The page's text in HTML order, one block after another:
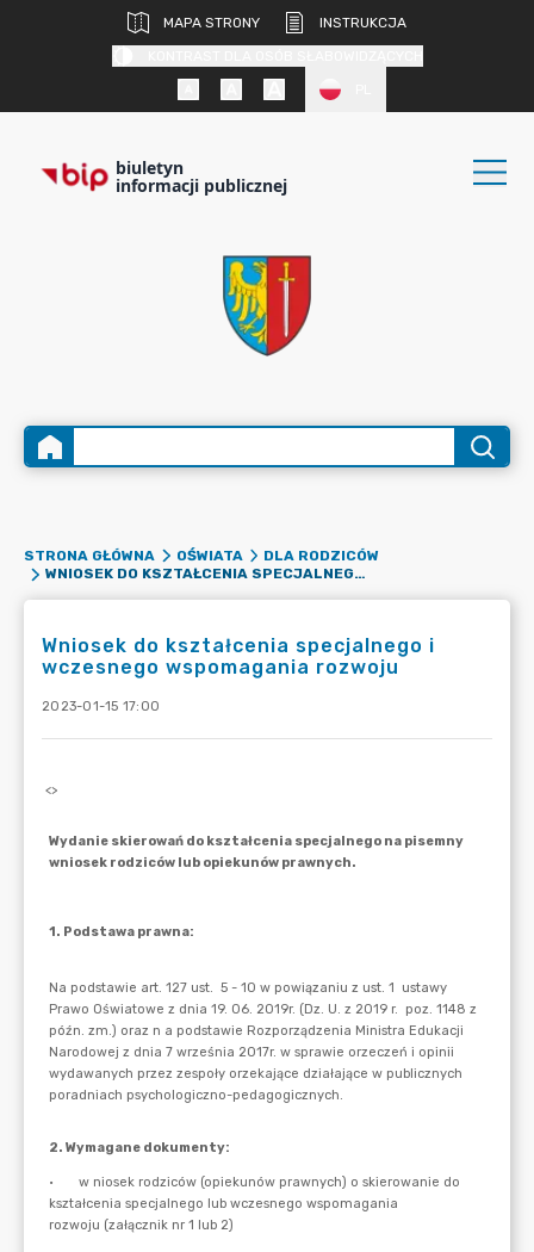
MAPA STRONY
INSTRUKCJA
biuletyn
informacji publicznej
STRONA GŁÓWNA OŚWIATA
DLA RODZICÓW
WNIOSEK DO KSZTAŁCENIA SPECJALNEGO I WCZESNEGO WSPOMAGANIA ROZWOJU
Wniosek do kształcenia specjalnego i
wczesnego wspomagania rozwoju
2023-01-15 17:00